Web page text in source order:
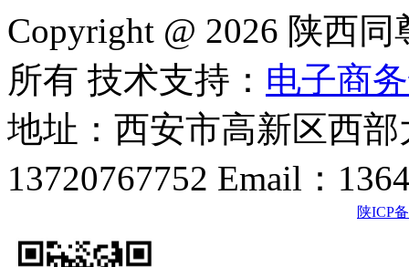
Copyright @ 2026 陕西
所有 技术支持： 电子商
地址：西安市高新区西
13720767752 Email：
陕ICP